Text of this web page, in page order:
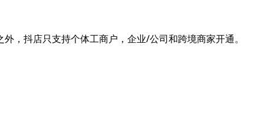
，抖店只支持个体工商户，企业/公司和跨境商家开通。